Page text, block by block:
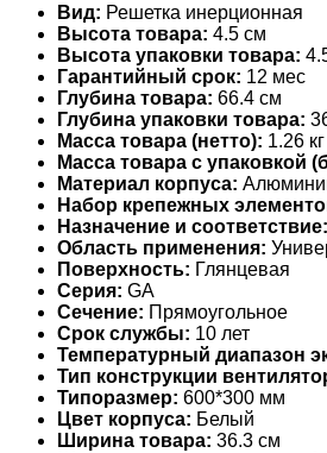
Вид: Решетка инерционная
Высота товара: 4.5 см
Высота упаковки товара:
Гарантийный срок: 12 мес
Глубина товара: 66.4 см
Глубина упаковки товара:
Масса товара (нетто): 1.26 кг
Масса товара с упаковкой
Материал корпуса:
Набор крепежных
Назначение и соответствие:
Область применения:
Поверхность: Глянцевая
Серия: GA
Сечение: Прямоугольное
Срок службы: 10 лет
Температурный диапазон
Тип конструкции
Типоразмер: 600*300 мм
Цвет корпуса: Белый
Ширина товара: 36.3 см